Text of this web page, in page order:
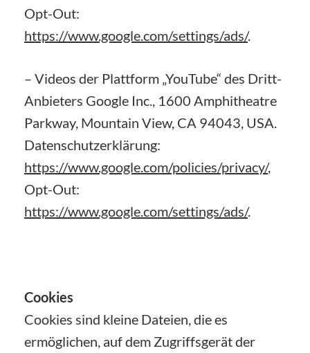
Opt-Out:
https://www.google.com/settings/ads/.
– Videos der Plattform „YouTube“ des Dritt-
Anbieters Google Inc., 1600 Amphitheatre
Parkway, Mountain View, CA 94043, USA.
Datenschutzerklärung:
https://www.google.com/policies/privacy/,
Opt-Out:
https://www.google.com/settings/ads/.
Cookies
Cookies sind kleine Dateien, die es
ermöglichen, auf dem Zugriffsgerät der